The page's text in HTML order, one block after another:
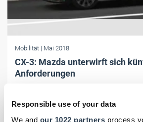
Responsible use of your data
We and our 1022 partners process
Mobilität | Mai 2018
CX-3: Mazda unterwirft sich
Anforderungen
Motorisierungen optimiert.